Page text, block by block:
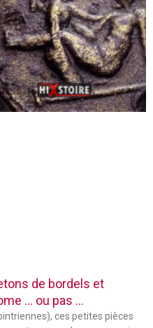
de bordels et
… ou pas …
ces petites pièces